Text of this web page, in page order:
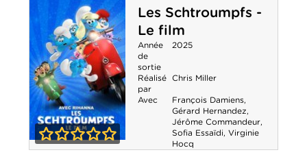
Les Schtroumpfs -
Le film
Les
Année
de
sortie
2025
Réalisé
par
Chris Miller
Avec François Damiens,
Gérard Hernandez,
Jérôme Commandeur,
Sofia Essaïdi, Virginie
Hocq